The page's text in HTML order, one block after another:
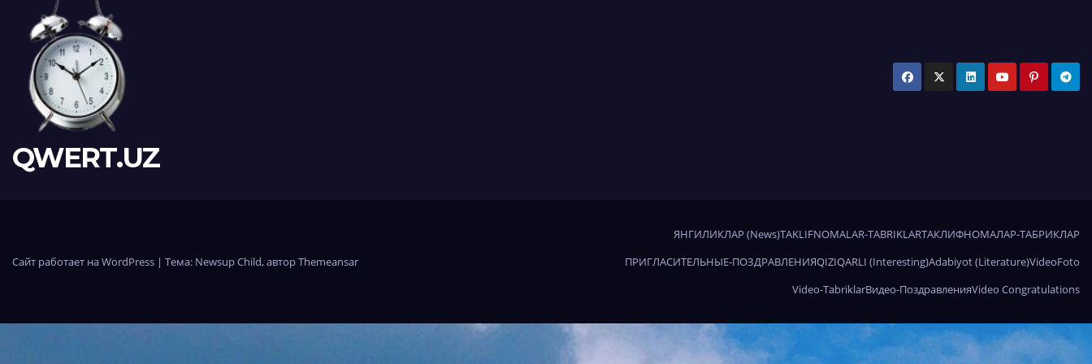
QWERT.UZ
Сайт работает на WordPress | Тема: Newsup Child, авторThemeansar
ЯНГИЛИКЛАР (News)TAKLIFNOMALAR-TABRIKLARТАКЛИФНОМАЛАР-ТАБРИКЛАР
ПРИГЛАСИТЕЛЬНЫЕ-ПОЗДРАВЛЕНИЯQIZIQARLI (Interesting)Adabiyot (Literature)VideoFoto
Video-TabriklarВидео-ПоздравленияVideo Congratulations